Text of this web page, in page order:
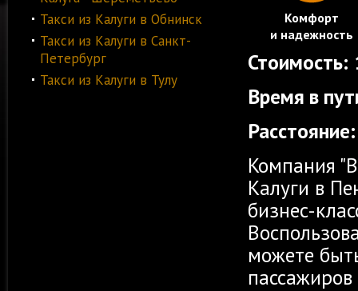
Такси из Калуги в Обнинск
Такси из Калуги в Санкт-
Петербург
Такси из Калуги в Тулу
Комфорт
и надежность
Стоимость:
Время в
Расстояние:
Компания
Калуги в
бизнес-
можете